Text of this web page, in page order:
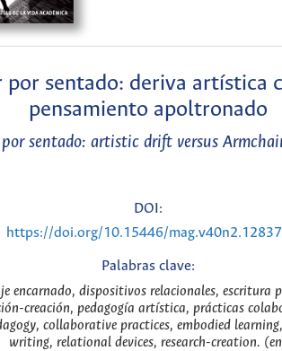
por sentado: deriva artística
pensamiento apoltronado
sentado: artistic drift versus
DOI:
https://doi.org/10.15446/
Palabras clave:
encarnado, dispositivos relacionales, escritura
creación, pedagogía artística, prácticas
collaborative practices, embodied
writing, relational devices, research-creation.